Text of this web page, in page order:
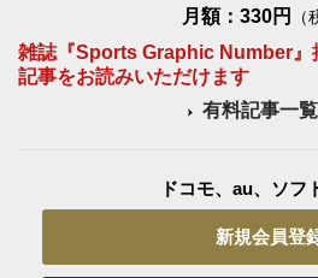
月額：330円 （
雑誌『Sports Graphic Number』
記事をお読みいただけます
有料記事一
ドコモ、au、ソフ
新規会員登